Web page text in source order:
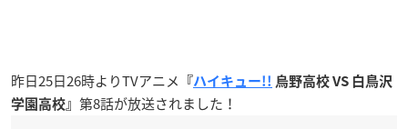
昨日25日26時よりTVアニメ 『ハイキュー!! 烏野高校 VS 白鳥沢
学園高校』 第8話が放送されました！